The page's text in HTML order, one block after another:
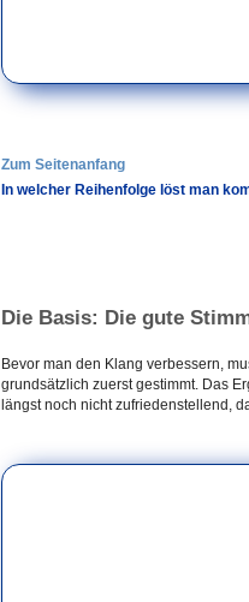
Zum Seitenanfang
In welcher Reihenfolge löst man
Die Basis: Die gute
Bevor man den Klang verbessern,
grundsätzlich zuerst gestimmt. Das
längst noch nicht zufriedenstellend,